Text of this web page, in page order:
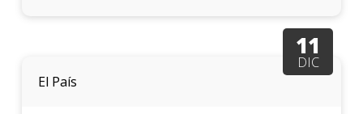
11
DIC
El País